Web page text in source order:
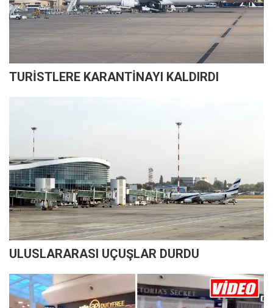
TURİSTLERE KARANTİNAYI KALDIRDI
ULUSLARARASI UÇUŞLAR DURDU